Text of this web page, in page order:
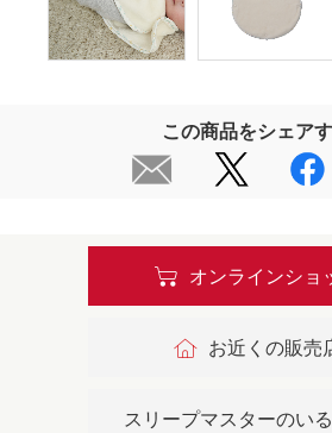
この商品をシェア
オンラインショ
お近くの販売
スリープマスターのい